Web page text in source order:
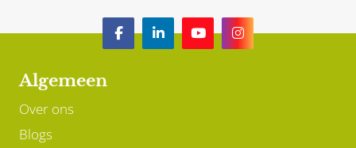
Algemeen
Over ons
Blogs